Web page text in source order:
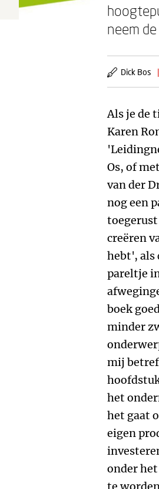
neem
Dick Bos |
Als je de
Karen
Os, of
van der
nog een
toegerust
creëren
hebt', als
pareltje
boek
minder
mij
het
het gaat
eigen
onder